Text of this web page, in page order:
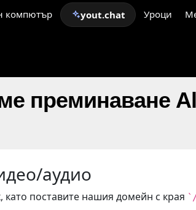
компютър yout.chat Уроци
преминаване
аудио
поставите нашия домейн с края